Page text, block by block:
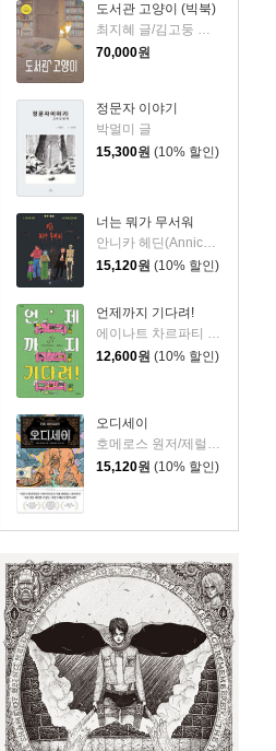
도서관 고양이 (빅북)
최지혜 글/김고둥 그림
70,000원
정문자 이야기
박멀미 글
15,300원 (10% 할인)
너는 뭐가 무서워
안니카 헤딘(Annica Hedin) 글/한나 클린타게 (Hanna Klinthage) 그림
15,120원 (10% 할인)
언제까지 기다려!
에이나트 차르파티 글그림/정재원 역
12,600원 (10% 할인)
오디세이
15,120원 (10% 할인)